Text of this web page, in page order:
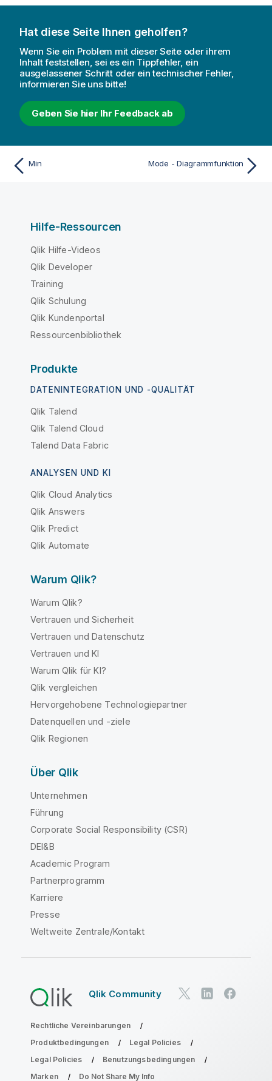
Hat diese Seite Ihnen geholfen?
Wenn Sie ein Problem mit dieser Seite oder ihrem
Inhalt feststellen, sei es ein Tippfehler, ein
ausgelassener Schritt oder ein technischer Fehler,
informieren Sie uns bitte!
Geben Sie hier Ihr Feedback ab
Min Mode - Diagrammfunktion
Hilfe-Ressourcen
Qlik Hilfe-Videos
Qlik Developer
Training
Qlik Schulung
Qlik Kundenportal
Ressourcenbibliothek
Produkte
DATENINTEGRATION UND -QUALITÄT
Qlik Talend
Qlik Talend Cloud
Talend Data Fabric
ANALYSEN UND KI
Qlik Cloud Analytics
Qlik Answers
Qlik Predict
Qlik Automate
Warum Qlik?
Warum Qlik?
Vertrauen und Sicherheit
Vertrauen und Datenschutz
Vertrauen und KI
Warum Qlik für KI?
Qlik vergleichen
Hervorgehobene Technologiepartner
Datenquellen und -ziele
Qlik Regionen
Über Qlik
Unternehmen
Führung
Corporate Social Responsibility (CSR)
DEI&B
Academic Program
Partnerprogramm
Karriere
Presse
Weltweite Zentrale/Kontakt
Qlik Community
Rechtliche Vereinbarungen
Produktbedingungen
Legal Policies
Legal Policies
Benutzungsbedingungen
Marken
Do Not Share My Info